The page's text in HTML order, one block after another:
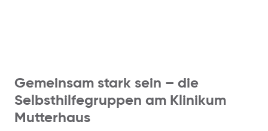
Gemeinsam stark sein – die
Selbsthilfegruppen am Klinikum
Mutterhaus